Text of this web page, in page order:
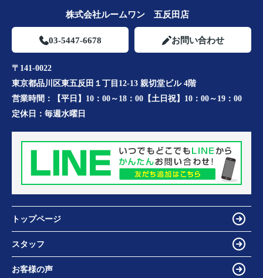
株式会社ルームワン 五反田店
03-5447-6678 お問い合わせ
〒141-0022
東京都品川区東五反田１丁目12-13 親切堂ビル 4階
営業時間：
【平日】10：00～18：00【土日祝】10：00～19：00
定休日： 毎週水曜日
トップページ
スタッフ
お客様の声